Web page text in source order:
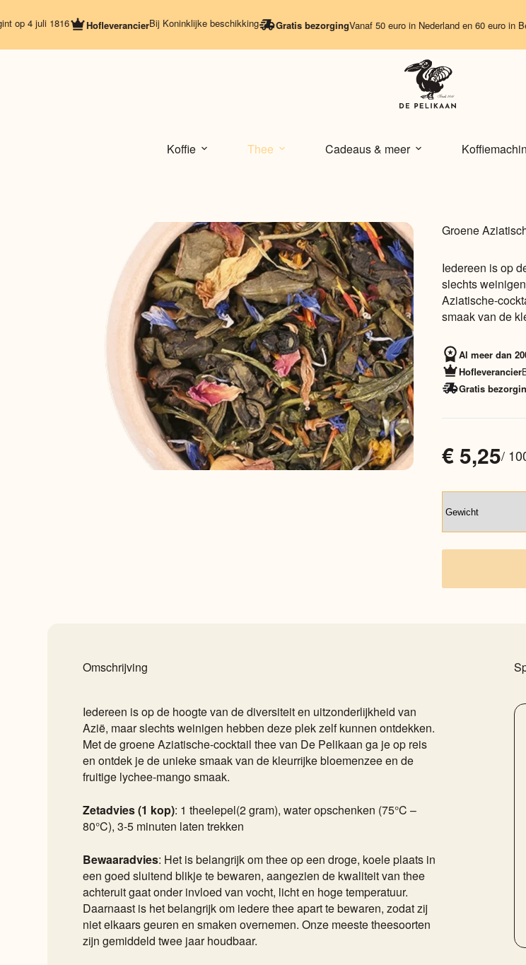
naar
juli 1816 HofleverancierBij Koninklijke beschikking Gratis bezorgingVanaf 50 euro in Nederland en 60 euro in België
Koffie Thee Cadeaus & meer
Groene
Iedereen is op
slechts
Aziatische-
smaak van de
Al meer dan
Hofleverancier
Gratis
€5,25/
Omschrijving
Iedereen is op de hoogte van de diversiteit en uitzonderlijkheid van
Azië, maar slechts weinigen hebben deze plek zelf kunnen ontdekken.
Met de groene Aziatische-cocktail thee van De Pelikaan ga je op reis
en ontdek je de unieke smaak van de kleurrijke bloemenzee en de
fruitige lychee-mango smaak.
Zetadvies (1 kop): 1 theelepel(2 gram), water opschenken (75°C –
80°C), 3-5 minuten laten trekken
Bewaaradvies: Het is belangrijk om thee op een droge, koele plaats in
een goed sluitend blikje te bewaren, aangezien de kwaliteit van thee
achteruit gaat onder invloed van vocht, licht en hoge temperatuur.
Daarnaast is het belangrijk om iedere thee apart te bewaren, zodat zij
niet elkaars geuren en smaken overnemen. Onze meeste theesoorten
zijn gemiddeld twee jaar houdbaar.